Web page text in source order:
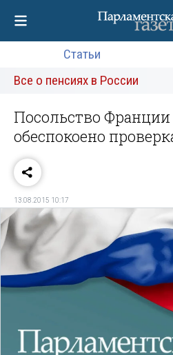
Статьи
Все о пенсиях в России
Посольство Франции
обеспокоено
13.08.2015 10:17